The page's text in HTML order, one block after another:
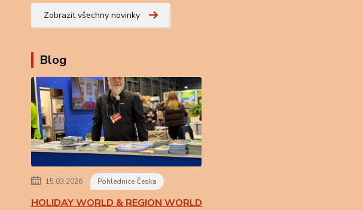
Zobrazit všechny novinky
Blog
15.03.2026 Pohlednice Česka
HOLIDAY WORLD & REGION WORLD